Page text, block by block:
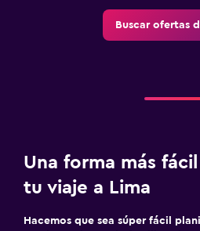
Buscar ofertas
Una forma más
tu viaje a Lima
Hacemos que sea súper fácil